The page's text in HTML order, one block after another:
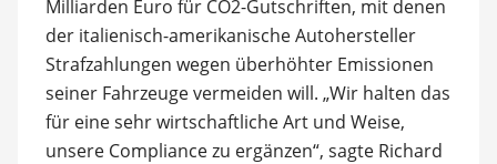
Milliarden Euro für CO2-Gutschriften, mit denen
der italienisch-amerikanische Autohersteller
Strafzahlungen wegen überhöhter Emissionen
seiner Fahrzeuge vermeiden will. „Wir halten das
für eine sehr wirtschaftliche Art und Weise,
unsere Compliance zu ergänzen“, sagte Richard